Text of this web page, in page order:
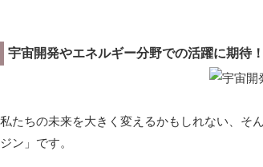
宇宙開発やエネルギー分野での活躍に期待！
私たちの未来を大きく変えるかもしれない、そ
ジン」です。